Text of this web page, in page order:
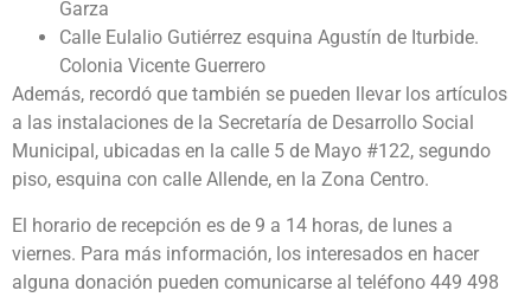
Garza
Calle Eulalio Gutiérrez esquina Agustín de Iturbide.
Colonia Vicente Guerrero
Además, recordó que también se pueden llevar los artículos
a las instalaciones de la Secretaría de Desarrollo Social
Municipal, ubicadas en la calle 5 de Mayo #122, segundo
piso, esquina con calle Allende, en la Zona Centro.
El horario de recepción es de 9 a 14 horas, de lunes a
viernes. Para más información, los interesados en hacer
alguna donación pueden comunicarse al teléfono 449 498